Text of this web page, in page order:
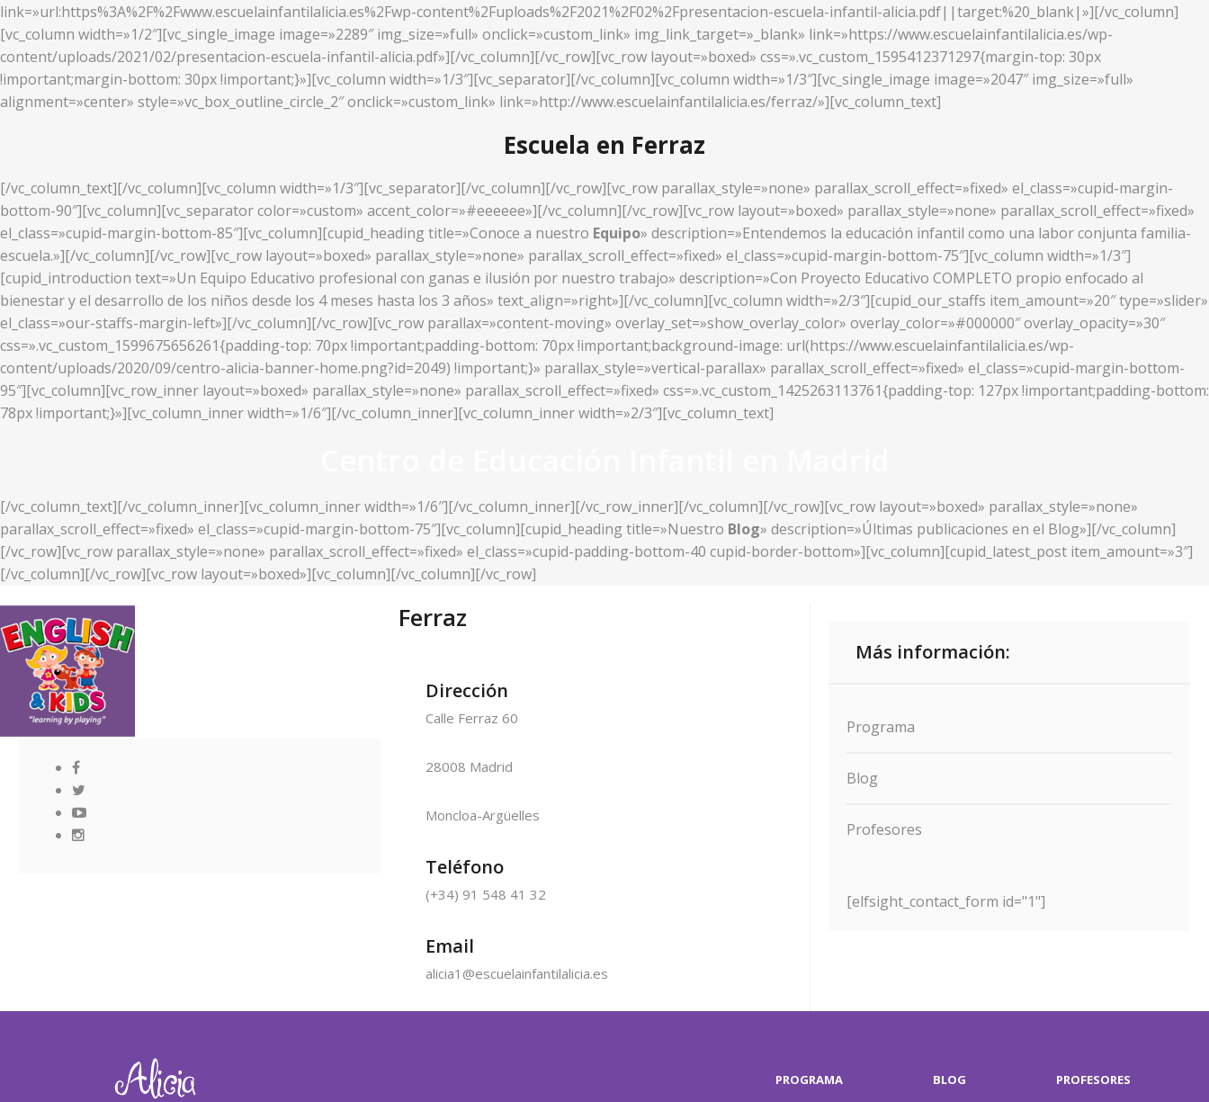
link=»url:https%3A%2F%2Fwww.escuelainfantilalicia.es%2Fwp-content%2Fuploads%2F2021%2F02%2Fpresentacion-escuela-infantil-alicia.pdf||target:%20_blank|»][/vc_column]
[vc_column width=»1/2″][vc_single_image image=»2289″ img_size=»full» onclick=»custom_link» img_link_target=»_blank» link=»https://www.escuelainfantilalicia.es/wp-
content/uploads/2021/02/presentacion-escuela-infantil-alicia.pdf»][/vc_column][/vc_row][vc_row layout=»boxed» css=».vc_custom_1595412371297{margin-top: 30px
!important;margin-bottom: 30px !important;}»][vc_column width=»1/3″][vc_separator][/vc_column][vc_column width=»1/3″][vc_single_image image=»2047″ img_size=»full»
alignment=»center» style=»vc_box_outline_circle_2″ onclick=»custom_link» link=»http://www.escuelainfantilalicia.es/ferraz/»][vc_column_text]
Escuela en Ferraz
[/vc_column_text][/vc_column][vc_column width=»1/3″][vc_separator][/vc_column][/vc_row][vc_row parallax_style=»none» parallax_scroll_effect=»fixed» el_class=»cupid-margin-
bottom-90″][vc_column][vc_separator color=»custom» accent_color=»#eeeeee»][/vc_column][/vc_row][vc_row layout=»boxed» parallax_style=»none» parallax_scroll_effect=»fixed»
el_class=»cupid-margin-bottom-85″][vc_column][cupid_heading title=»Conoce a nuestro Equipo» description=»Entendemos la educación infantil como una labor conjunta familia-
escuela.»][/vc_column][/vc_row][vc_row layout=»boxed» parallax_style=»none» parallax_scroll_effect=»fixed» el_class=»cupid-margin-bottom-75″][vc_column width=»1/3″]
[cupid_introduction text=»Un Equipo Educativo profesional con ganas e ilusión por nuestro trabajo» description=»Con Proyecto Educativo COMPLETO propio enfocado al
bienestar y el desarrollo de los niños desde los 4 meses hasta los 3 años» text_align=»right»][/vc_column][vc_column width=»2/3″][cupid_our_staffs item_amount=»20″ type=»slider»
el_class=»our-staffs-margin-left»][/vc_column][/vc_row][vc_row parallax=»content-moving» overlay_set=»show_overlay_color» overlay_color=»#000000″ overlay_opacity=»30″
css=».vc_custom_1599675656261{padding-top: 70px !important;padding-bottom: 70px !important;background-image: url(https://www.escuelainfantilalicia.es/wp-
content/uploads/2020/09/centro-alicia-banner-home.png?id=2049) !important;}» parallax_style=»vertical-parallax» parallax_scroll_effect=»fixed» el_class=»cupid-margin-bottom-
95″][vc_column][vc_row_inner layout=»boxed» parallax_style=»none» parallax_scroll_effect=»fixed» css=».vc_custom_1425263113761{padding-top: 127px !important;padding-bottom:
78px !important;}»][vc_column_inner width=»1/6″][/vc_column_inner][vc_column_inner width=»2/3″][vc_column_text]
[/vc_column_text][/vc_column_inner][vc_column_inner width=»1/6″][/vc_column_inner][/vc_row_inner][/vc_column][/vc_row][vc_row layout=»boxed» parallax_style=»none»
parallax_scroll_effect=»fixed» el_class=»cupid-margin-bottom-75″][vc_column][cupid_heading title=»Nuestro Blog» description=»Últimas publicaciones en el Blog»][/vc_column]
[/vc_row][vc_row parallax_style=»none» parallax_scroll_effect=»fixed» el_class=»cupid-padding-bottom-40 cupid-border-bottom»][vc_column][cupid_latest_post item_amount=»3″]
[/vc_column][/vc_row][vc_row layout=»boxed»][vc_column][/vc_column][/vc_row]
Ferraz
Dirección
Calle Ferraz 60
28008 Madrid
Moncloa-Argüelles
Teléfono
(+34) 91 548 41 32
Email
alicia1@escuelainfantilalicia.es
Más información:
Programa
Blog
Profesores
[elfsight_contact_form id="1"]
PROGRAMA BLOG PROFESORES